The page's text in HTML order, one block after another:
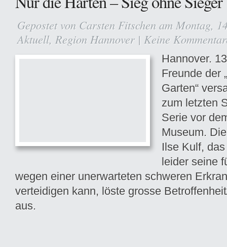
Gepostet von Carsten Fitschen am Montag,
Aktuell, Region Hannover | Keine
Hannover.
Freunde der
Garten“
zum letzten
Serie vor
Museum.
Ilse Kulf,
leider seine
wegen einer unerwarteten schweren
verteidigen kann, löste grosse
aus.